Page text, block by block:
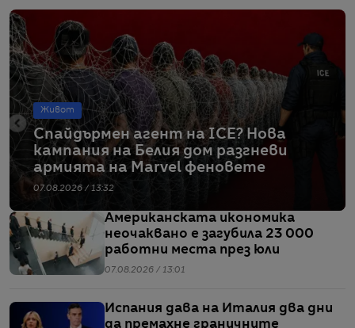
Живот
Спайдърмен агент на ICE? Нова
кампания на Белия дом разгневи
армията на Marvel феновете
07.08.2026 / 13:32
Американската икономика
неочаквано е загубила 23 000
работни места през юли
07.08.2026 / 13:01
Испания дава на Италия два дни
да премахне граничните